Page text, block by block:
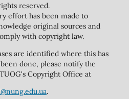
reserved.
effort has been made to
original sources and
with copyright law.
are identified where this has
done, please notify the
Copyright Office at
.